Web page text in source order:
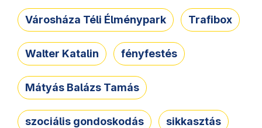
Városháza Téli Élménypark Trafibox
Walter Katalin fényfestés
Mátyás Balázs Tamás
szociális gondoskodás sikkasztás